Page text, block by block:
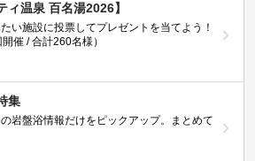
ィ温泉 百名湯2026】
い施設に投票してプレゼントを当てよう！
開催 / 合計260名様）
集
岩盤浴情報だけをピックアップ。まとめて